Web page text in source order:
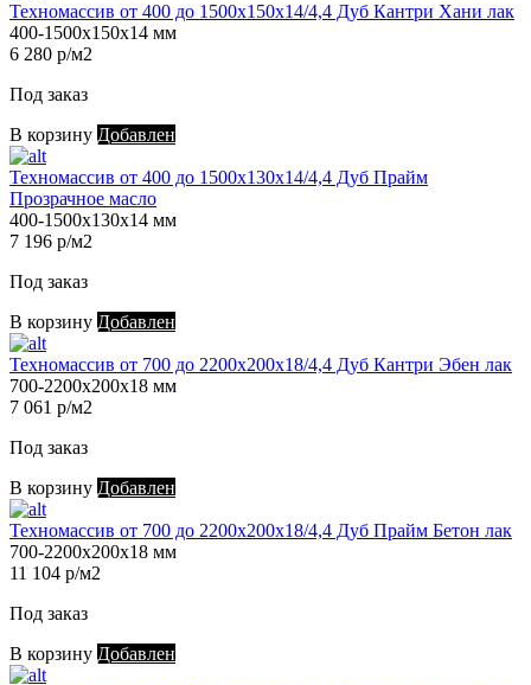
Техномассив от 400 до 1500х150х14/4,4 Дуб Кантри Хани лак
400-1500х150х14 мм
6 280 р/м2
Под заказ
В корзину Добавлен
Техномассив от 400 до 1500х130х14/4,4 Дуб Прайм
Прозрачное масло
400-1500х130х14 мм
7 196 р/м2
Под заказ
В корзину Добавлен
Техномассив от 700 до 2200х200х18/4,4 Дуб Кантри Эбен лак
700-2200х200х18 мм
7 061 р/м2
Под заказ
В корзину Добавлен
Техномассив от 700 до 2200х200х18/4,4 Дуб Прайм Бетон лак
700-2200х200х18 мм
11 104 р/м2
Под заказ
В корзину Добавлен